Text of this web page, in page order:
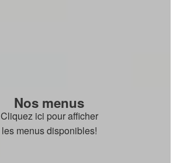
Nos menus
Cliquez ici pour afficher
les menus disponibles!